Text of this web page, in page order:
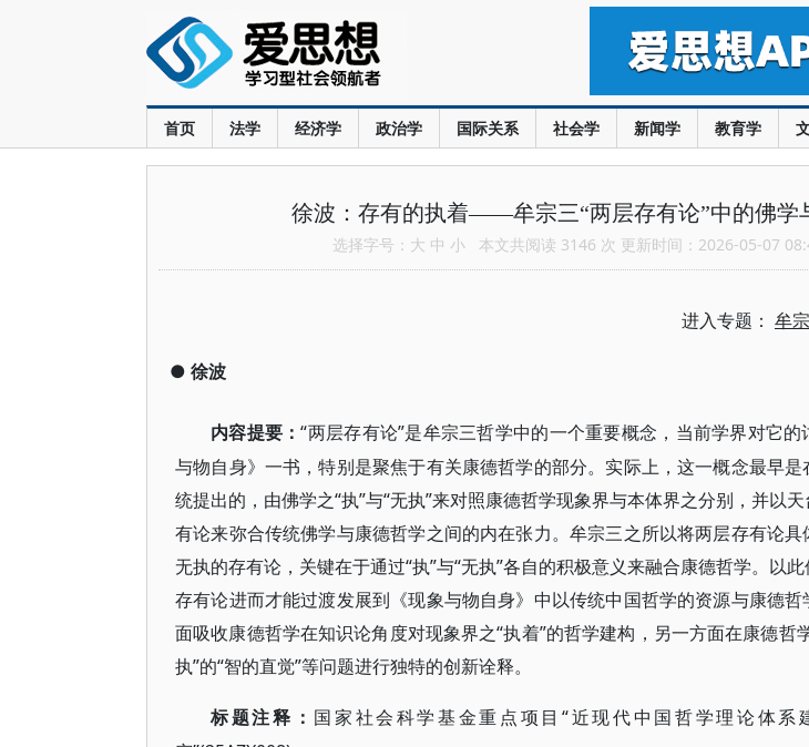
首页 法学 经济学 政治学 国际关系 社会学 新闻学 教育学
徐波：存有的执着——牟宗三“两层存有论”中的佛学
选择字号： 大 中 小 本文共阅读 3146 次 更新时间：2026-05-07
进入专题： 牟
● 徐波
内容提要：“两层存有论”是牟宗三哲学中的一个重要概念，当前学界对它
与物自身》一书，特别是聚焦于有关康德哲学的部分。实际上，这一概念最早
统提出的，由佛学之“执”与“无执”来对照康德哲学现象界与本体界之分别，并以
有论来弥合传统佛学与康德哲学之间的内在张力。牟宗三之所以将两层存有论
无执的存有论，关键在于通过“执”与“无执”各自的积极意义来融合康德哲学。以
存有论进而才能过渡发展到《现象与物自身》中以传统中国哲学的资源与康德
面吸收康德哲学在知识论角度对现象界之“执着”的哲学建构，另一方面在康德哲
执”的“智的直觉”等问题进行独特的创新诠释。
标题注释： 国家社会科学基金重点项目“近现代中国哲学理论体系